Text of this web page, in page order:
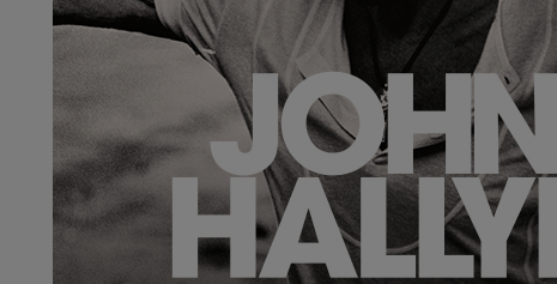
7h00 - 10h00
DEBOUT C'EST L'HEURE